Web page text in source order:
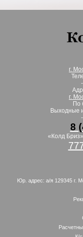
г.
г.
По
Выходные
8
«Колд
Юр. адрес: а/я 129345 г.